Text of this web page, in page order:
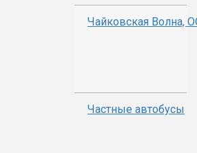
Чайковская Волна,
Частные автобусы